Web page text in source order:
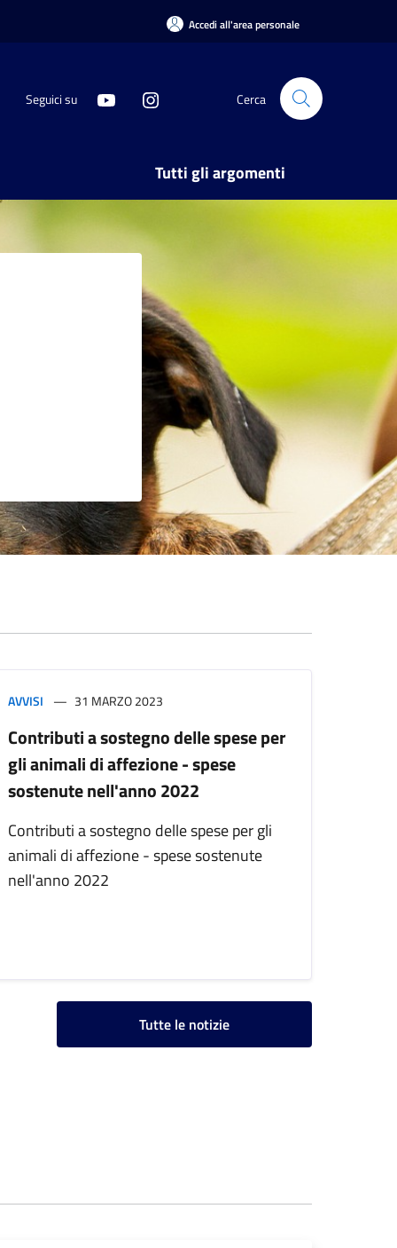
Accedi all'area personale
Seguici su Cerca
Tutti gli argomenti
AVVISI 31 MARZO 2023
Contributi a sostegno delle spese per
gli animali di affezione - spese
sostenute nell'anno 2022
Contributi a sostegno delle spese per gli
animali di affezione - spese sostenute
nell'anno 2022
Tutte le notizie